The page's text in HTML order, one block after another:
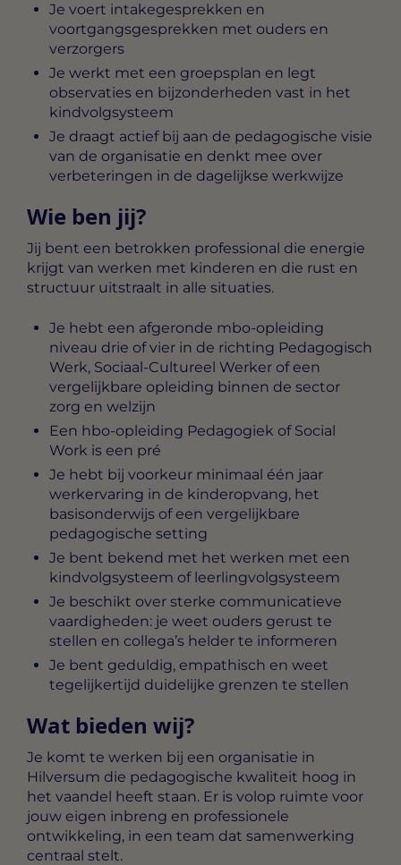
Je voert intakegesprekken en
voortgangsgesprekken met ouders en
verzorgers
Je werkt met een groepsplan en legt
observaties en bijzonderheden vast in het
kindvolgsysteem
Je draagt actief bij aan de pedagogische visie
van de organisatie en denkt mee over
verbeteringen in de dagelijkse werkwijze
Wie ben jij?
Jij bent een betrokken professional die energie
krijgt van werken met kinderen en die rust en
structuur uitstraalt in alle situaties.
Je hebt een afgeronde mbo-opleiding
niveau drie of vier in de richting Pedagogisch
Werk, Sociaal-Cultureel Werker of een
vergelijkbare opleiding binnen de sector
zorg en welzijn
Een hbo-opleiding Pedagogiek of Social
Work is een pré
Je hebt bij voorkeur minimaal één jaar
werkervaring in de kinderopvang, het
basisonderwijs of een vergelijkbare
pedagogische setting
Je bent bekend met het werken met een
kindvolgsysteem of leerlingvolgsysteem
Je beschikt over sterke communicatieve
vaardigheden: je weet ouders gerust te
stellen en collega’s helder te informeren
Je bent geduldig, empathisch en weet
tegelijkertijd duidelijke grenzen te stellen
Wat bieden wij?
Je komt te werken bij een organisatie in
Hilversum die pedagogische kwaliteit hoog in
het vaandel heeft staan. Er is volop ruimte voor
jouw eigen inbreng en professionele
ontwikkeling, in een team dat samenwerking
centraal stelt.